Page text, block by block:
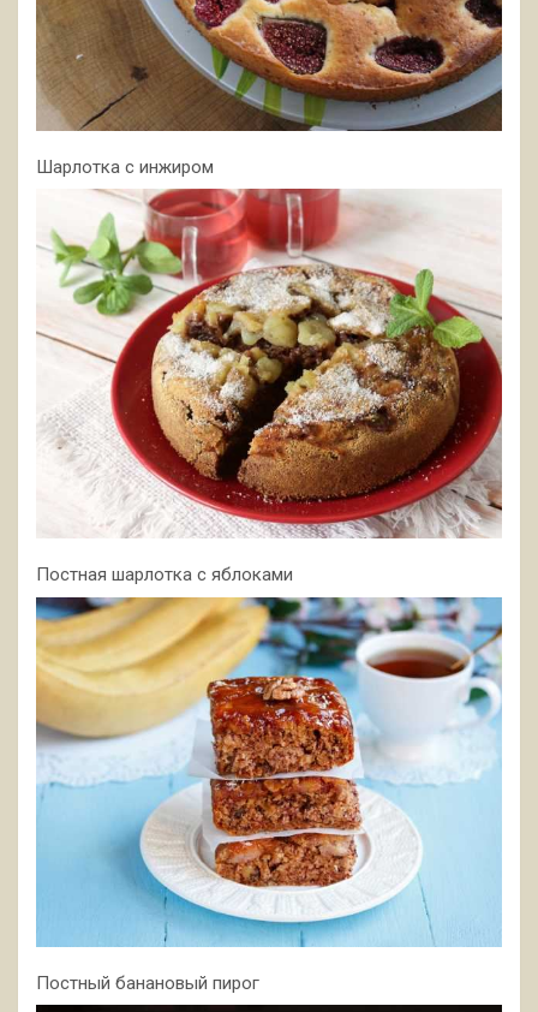
Шарлотка с инжиром
Постная шарлотка с яблоками
Постный банановый пирог